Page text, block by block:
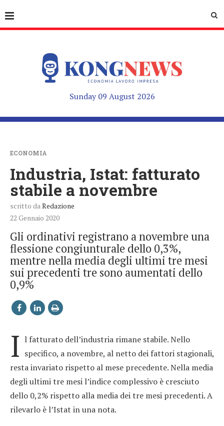
Sunday 09 August 2026
ECONOMIA
Industria, Istat: fatturato
stabile a novembre
scritto da Redazione
22 Gennaio 2020
Gli ordinativi registrano a novembre una
flessione congiunturale dello 0,3%,
mentre nella media degli ultimi tre mesi
sui precedenti tre sono aumentati dello
0,9%
I l fatturato dell’industria rimane stabile. Nello
specifico, a novembre, al netto dei fattori stagionali,
resta invariato rispetto al mese precedente. Nella media
degli ultimi tre mesi l’indice complessivo è cresciuto
dello 0,2% rispetto alla media dei tre mesi precedenti. A
rilevarlo è l’Istat in una nota.